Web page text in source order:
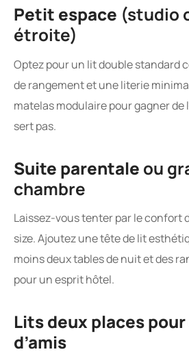
Petit espace (studio
étroite)
Optez pour un lit double standard
de rangement et une literie
matelas modulaire pour gagner de
sert pas.
Suite parentale ou
chambre
Laissez-vous tenter par le confort
size. Ajoutez une tête de lit
moins deux tables de nuit et des
pour un esprit hôtel.
Lits deux places
d’amis